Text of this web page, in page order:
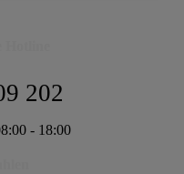
202
- 18:00